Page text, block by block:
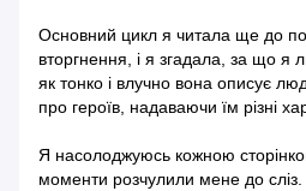
Основний цикл я читала ще до
вторгнення, і я згадала, за що
як тонко і влучно вона описує
про героїв, надаваючи їм різні
Я насолоджуюсь кожною
моменти розчулили мене до сліз.